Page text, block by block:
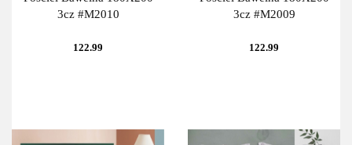
3cz #M2010
122.99
3cz #M2009
122.99